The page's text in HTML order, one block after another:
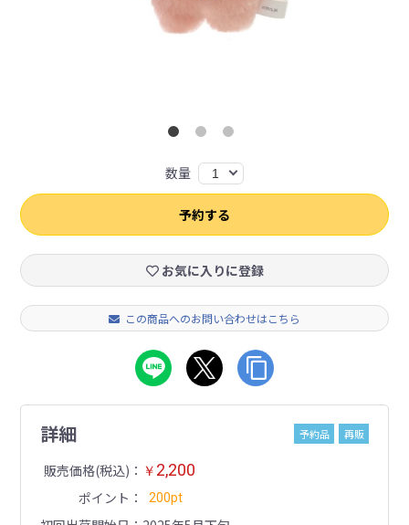
数量 1
予約する
お気に入りに登録
この商品へのお問い合わせはこちら
詳細 予約品 再販
販売価格(税込) ￥ 2,200
ポイント 200pt